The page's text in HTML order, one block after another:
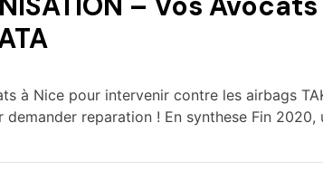
à Nice pour intervenir contre les airbags
reparation ! En synthese Fin 2020,